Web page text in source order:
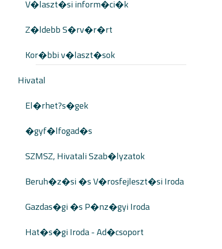
V�laszt�si inform�ci�k
Z�ldebb S�rv�r�rt
Kor�bbi v�laszt�sok
Hivatal
El�rhet?s�gek
�gyf�lfogad�s
SZMSZ, Hivatali Szab�lyzatok
Beruh�z�si �s V�rosfejleszt�si Iroda
Gazdas�gi �s P�nz�gyi Iroda
Hat�s�gi Iroda - Ad�csoport